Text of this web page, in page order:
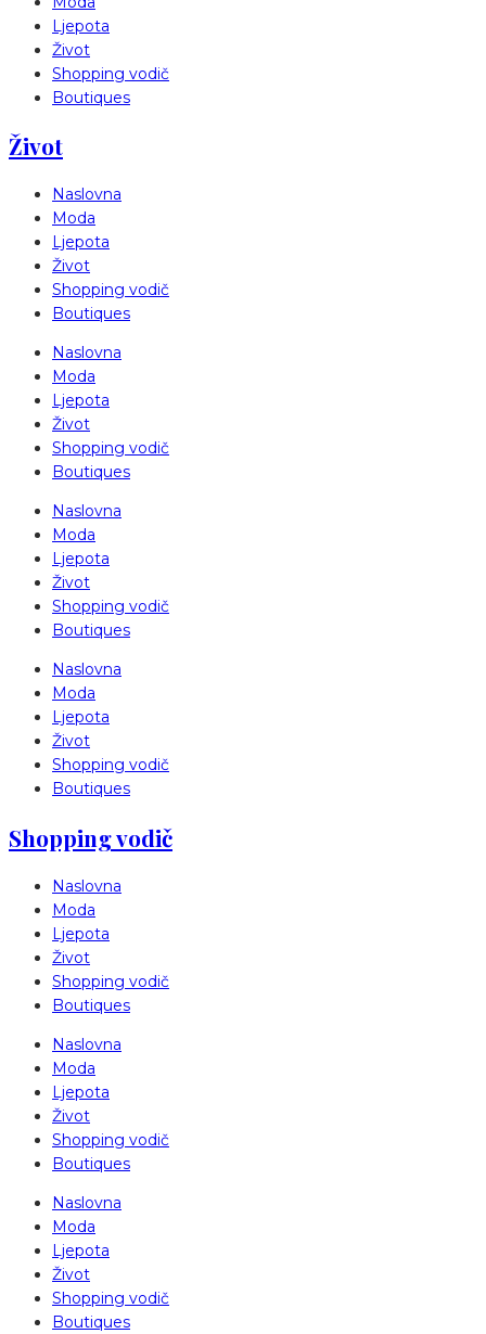
Ljepota
Život
Shopping vodič
Boutiques
Život
Naslovna
Moda
Ljepota
Život
Shopping vodič
Boutiques
Naslovna
Moda
Ljepota
Život
Shopping vodič
Boutiques
Naslovna
Moda
Ljepota
Život
Shopping vodič
Boutiques
Naslovna
Moda
Ljepota
Život
Shopping vodič
Boutiques
Shopping vodič
Naslovna
Moda
Ljepota
Život
Shopping vodič
Boutiques
Naslovna
Moda
Ljepota
Život
Shopping vodič
Boutiques
Naslovna
Moda
Ljepota
Život
Shopping vodič
Boutiques